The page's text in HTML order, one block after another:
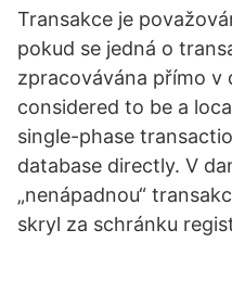
Transakce je
pokud se jedná o
zpracovávána přímo v
considered to be a
single-phase
database directly. V
„nenápadnou“
skryl za schránku